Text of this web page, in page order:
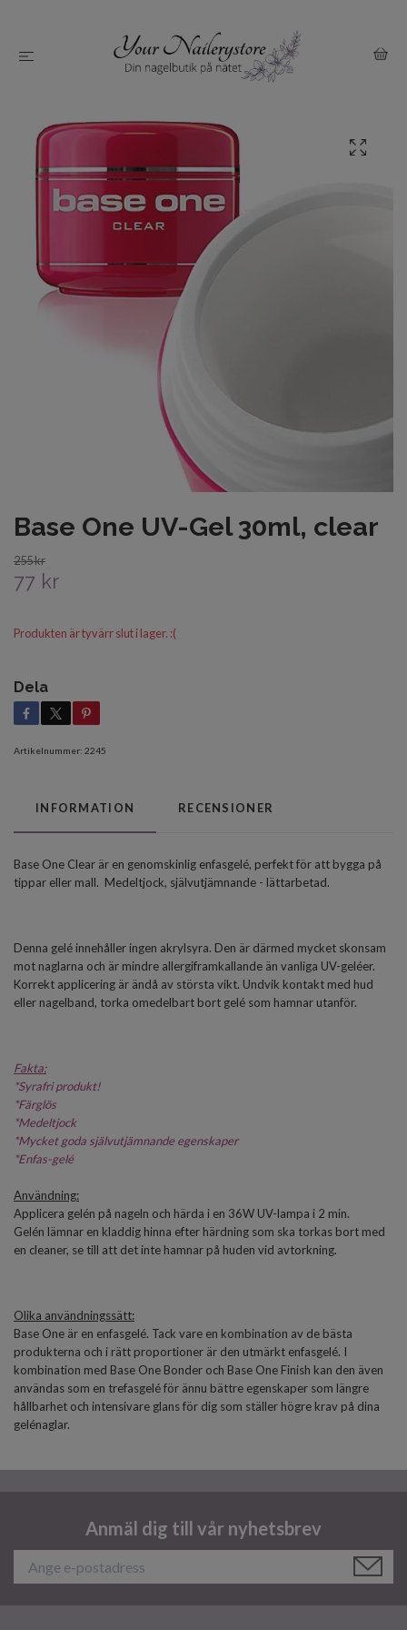
Base One UV-Gel 30ml, clear
255 kr
77 kr
Produkten är tyvärr slut i lager. :(
Dela
Artikelnummer: 2245
INFORMATION RECENSIONER
Base One Clear är en genomskinlig enfasgelé, perfekt för att bygga på
tippar eller mall. Medeltjock, självutjämnande - lättarbetad.
Denna gelé innehåller ingen akrylsyra. Den är därmed mycket skonsam
mot naglarna och är mindre allergiframkallande än vanliga UV-geléer.
Korrekt applicering är ändå av största vikt. Undvik kontakt med hud
eller nagelband, torka omedelbart bort gelé som hamnar utanför.
Fakta:
*Syrafri produkt!
*Färglös
*Medeltjock
*Mycket goda självutjämnande egenskaper
*Enfas-gelé
Användning:
Applicera gelén på nageln och härda i en 36W UV-lampa i 2 min.
Gelén lämnar en kladdig hinna efter härdning som ska torkas bort med
en cleaner, se till att det inte hamnar på huden vid avtorkning.
Olika användningssätt:
Base One är en enfasgelé. Tack vare en kombination av de bästa
produkterna och i rätt proportioner är den utmärkt enfasgelé. I
kombination med Base One Bonder och Base One Finish kan den även
användas som en trefasgelé för ännu bättre egenskaper som längre
hållbarhet och intensivare glans för dig som ställer högre krav på dina
gelénaglar.
Anmäl dig till vår nyhetsbrev